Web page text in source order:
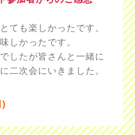
ても楽しかったです。
しかったです。
したが皆さんと一緒に
二次会にいきました。
)